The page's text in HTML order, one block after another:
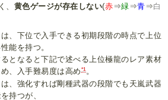
、 黄色ゲージが存在しない(赤⇒緑⇒青⇒白
、下位で入手できる初期段階の時点で上位
能を持つ。
となると下記で述べる上位極龍のレア素材
、入手難易度は高め *1。
、強化すれば剛種武器の段階でも天嵐武器
持つが、